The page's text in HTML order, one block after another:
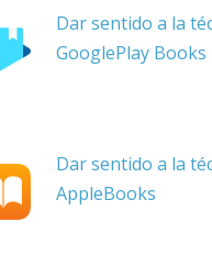
Dar sentido a la
GooglePlay Books
Dar sentido a la
AppleBooks